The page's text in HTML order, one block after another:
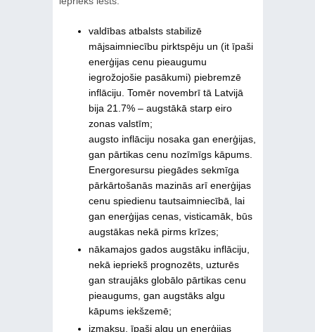
valdības atbalsts stabilizē
mājsaimniecību pirktspēju un (it īpaši
enerģijas cenu pieaugumu
iegrožojošie pasākumi) piebremzē
inflāciju. Tomēr novembrī tā Latvijā
bija 21.7% – augstākā starp eiro
zonas valstīm;
augsto inflāciju nosaka gan enerģijas,
gan pārtikas cenu nozīmīgs kāpums.
Energoresursu piegādes sekmīga
pārkārtošanās mazinās arī enerģijas
cenu spiedienu tautsaimniecībā, lai
gan enerģijas cenas, visticamāk, būs
augstākas nekā pirms krīzes;
nākamajos gados augstāku inflāciju,
nekā iepriekš prognozēts, uzturēs
gan straujāks globālo pārtikas cenu
pieaugums, gan augstāks algu
kāpums iekšzemē;
izmaksu, īpaši algu un enerģijas